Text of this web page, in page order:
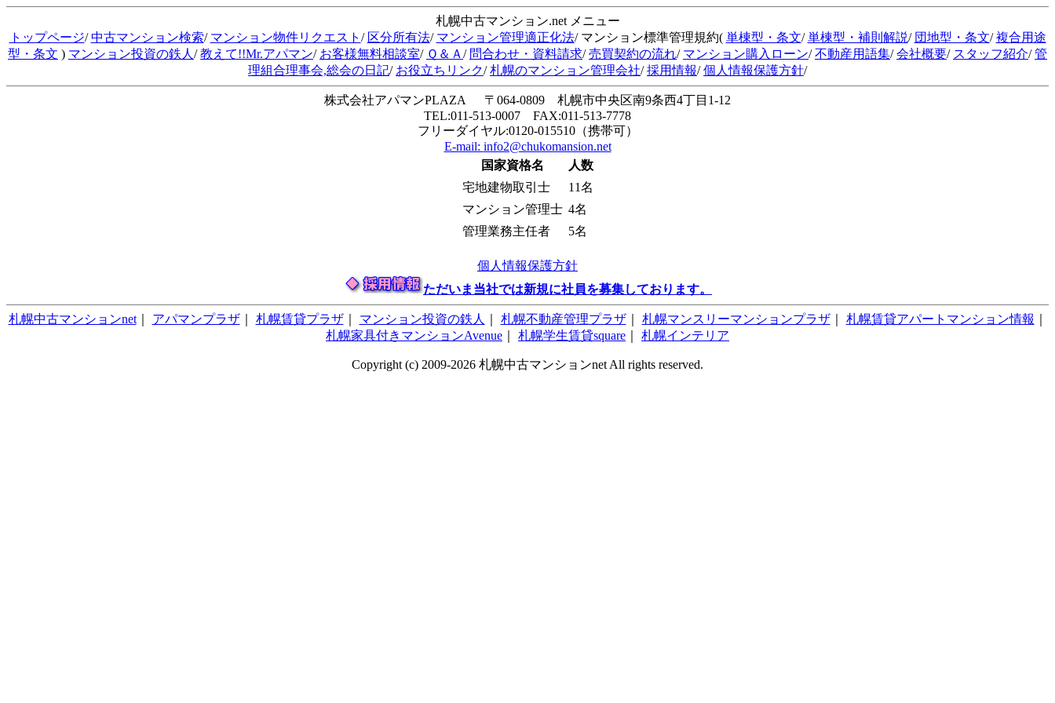
札幌中古マンション.net メニュー
トップページ/中古マンション検索/ マンション物件リクエスト / 区分所有法/ マンション管理適正化法/ マンション標準管理規約( 単棟型・条文/単棟型・補則解説/ 団地型・条文/複合用途
型・条文 ) マンション投資の鉄人 /教えて!!Mr.アパマン/ お客様無料相談室/ Ｑ＆Ａ / 問合わせ・資料請求/売買契約の流れ/ マンション購入ローン/不動産用語集/会社概要/ スタッフ紹介/管
理組合理事会,総会の日記/ お役立ちリンク/札幌のマンション管理会社/採用情報/個人情報保護方針/
株式会社アパマンPLAZA 〒064-0809 札幌市中央区南9条西4丁目1-12
TEL:011-513-0007 FAX:011-513-7778
フリーダイヤル:0120-015510（携帯可）
E-mail: info2@chukomansion.net
国家資格名
人数
宅地建物取引士
11名
マンション管理士 4名
管理業務主任者
5名
個人情報保護方針
ただいま当社では新規に社員を募集しております。
札幌中古マンションnet｜ アパマンプラザ｜ 札幌賃貸プラザ｜ マンション投資の鉄人 札幌不動産管理プラザ｜ 札幌マンスリーマンションプラザ｜ 札幌賃貸アパートマンション情報
札幌家具付きマンションAvenue
札幌学生賃貸square 札幌インテリア
Copyright (c) 2009-2026 札幌中古マンションnet All rights reserved.